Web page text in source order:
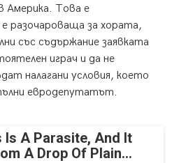
Америка. Това е
разочароваща за хората,
със съдържание заявката
играч и да не
налагани условия, което
евродепутатът.
Is A Parasite, And It
A Drop Of Plain...